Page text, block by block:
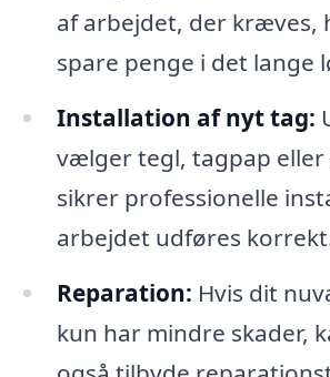
af arbejdet, der kræves,
spare penge i det lange
Installation af nyt tag:
vælger tegl, tagpap eller
sikrer professionelle
arbejdet udføres
Reparation: Hvis dit
kun har mindre skader,